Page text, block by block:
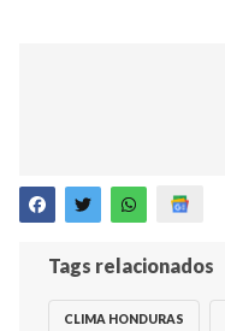
Tags relacionados
CLIMA HONDURAS